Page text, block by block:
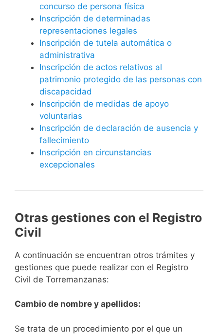
concurso de persona física
Inscripción de determinadas
representaciones legales
Inscripción de tutela automática o
administrativa
Inscripción de actos relativos al
patrimonio protegido de las personas con
discapacidad
Inscripción de medidas de apoyo
voluntarias
Inscripción de declaración de ausencia y
fallecimiento
Inscripción en circunstancias
excepcionales
Otras gestiones con el Registro
Civil
A continuación se encuentran otros trámites y
gestiones que puede realizar con el Registro
Civil de Torremanzanas:
Cambio de nombre y apellidos:
Se trata de un procedimiento por el que un